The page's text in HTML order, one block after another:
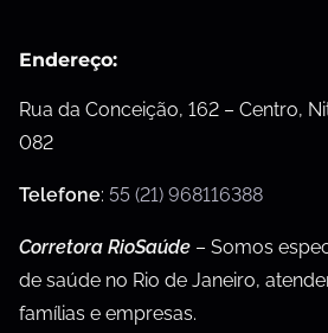
Endereço:
Rua da Conceição, 162 – Centro,
082
Telefone: 55 (21) 968116388
Corretora RioSaúde – Somos
de saúde no Rio de Janeiro,
famílias e empresas.